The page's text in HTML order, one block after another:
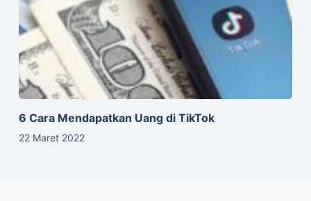
6 Cara Mendapatkan Uang di TikTok
22 Maret 2022